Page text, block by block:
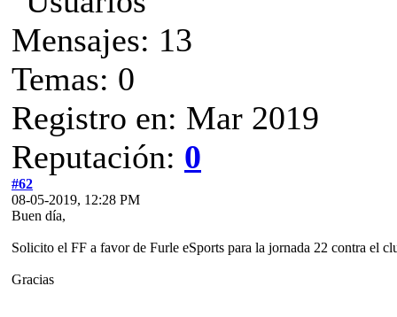
Mensajes: 13
Temas: 0
Registro en: Mar 2019
Reputación: 0
#62
08-05-2019, 12:28 PM
Buen día,
Solicito el FF a favor de Furle eSports para la jornada 22 contra el
Gracias